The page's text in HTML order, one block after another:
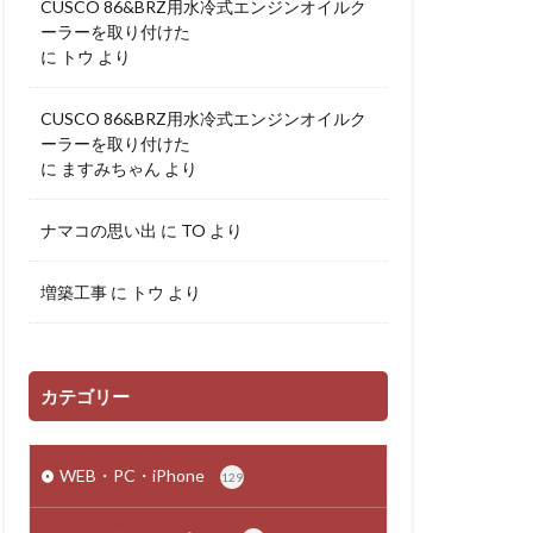
CUSCO 86&BRZ用水冷式エンジンオイルク
ーラーを取り付けた
に トウ より
CUSCO 86&BRZ用水冷式エンジンオイルク
ーラーを取り付けた
に ますみちゃん より
ナマコの思い出 に TO より
増築工事 に トウ より
カテゴリー
WEB・PC・iPhone 129